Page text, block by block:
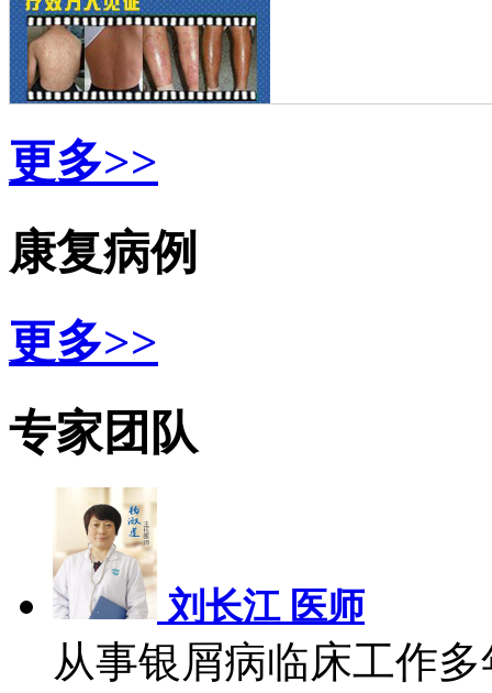
更多>>
康复病例
更多>>
专家团队
刘长江 医师
从事银屑病临床工作